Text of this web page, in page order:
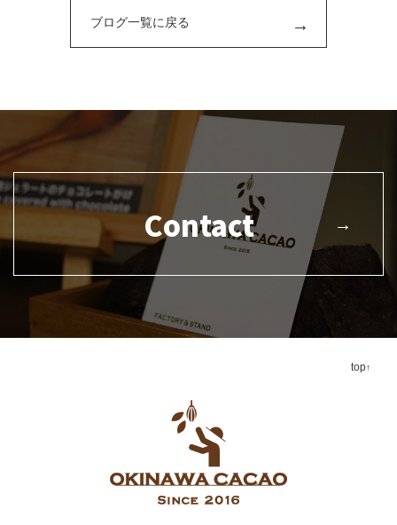
ブログ一覧に戻る
Contact
top